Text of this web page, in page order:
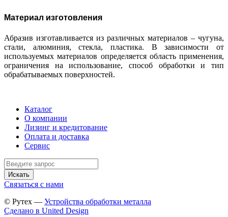
Материал изготовления
Абразив изготавливается из различных материалов – чугуна,
стали, алюминия, стекла, пластика. В зависимости от
используемых материалов определяется область применения,
ограничения на использование, способ обработки и тип
обрабатываемых поверхностей.
Каталог
О компании
Лизинг и кредитование
Оплата и доставка
Сервис
Искать
Связаться с нами
© Рутех — Устройства обработки металла
Сделано в United Design